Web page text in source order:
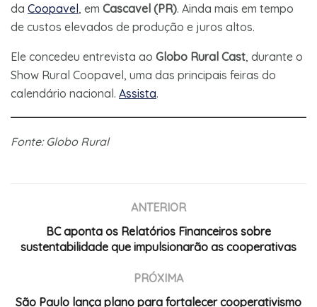
da Coopavel, em Cascavel (PR). Ainda mais em tempo
de custos elevados de produção e juros altos.
Ele concedeu entrevista ao Globo Rural Cast, durante o
Show Rural Coopavel, uma das principais feiras do
calendário nacional. Assista.
Fonte: Globo Rural
ANTERIOR
BC aponta os Relatórios Financeiros sobre
sustentabilidade que impulsionarão as cooperativas
PRÓXIMA
São Paulo lança plano para fortalecer cooperativismo